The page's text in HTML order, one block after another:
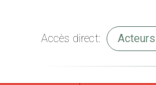
Accès direct: